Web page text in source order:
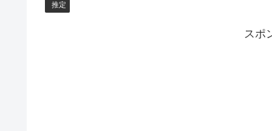
推定
スポ